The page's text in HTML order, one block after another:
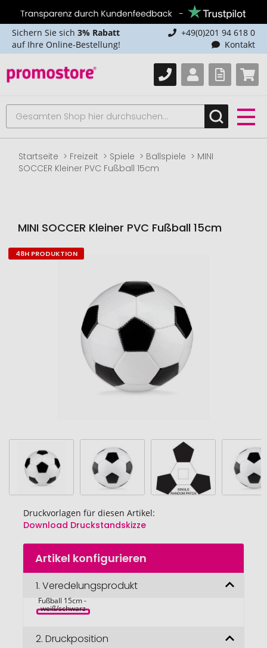
Sichern Sie sich 3% Rabatt
auf Ihre Online-Bestellung!
+49(0)201 94 618 0
Kontakt
Startseite Freizeit Spiele Ballspiele
MINI
SOCCER Kleiner PVC Fußball 15cm
MINI SOCCER Kleiner PVC Fußball 15cm
Zum
Druckvorlagen für diesen Artikel:
Download Druckstandskizze
Zum
Anfang
Bildgalerie
springen
48H PRODUKTION
Artikel konfigurieren
1. Veredelungsprodukt
MINI SOCCER
Fußball 15cm -
weiß/schwarz
2. Druckposition